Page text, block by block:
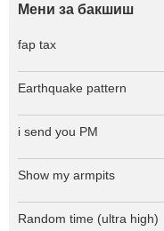
Мени за бакшиш
fap tax
Earthquake pattern
i send you PM
Show my armpits
Random time (ultra high)